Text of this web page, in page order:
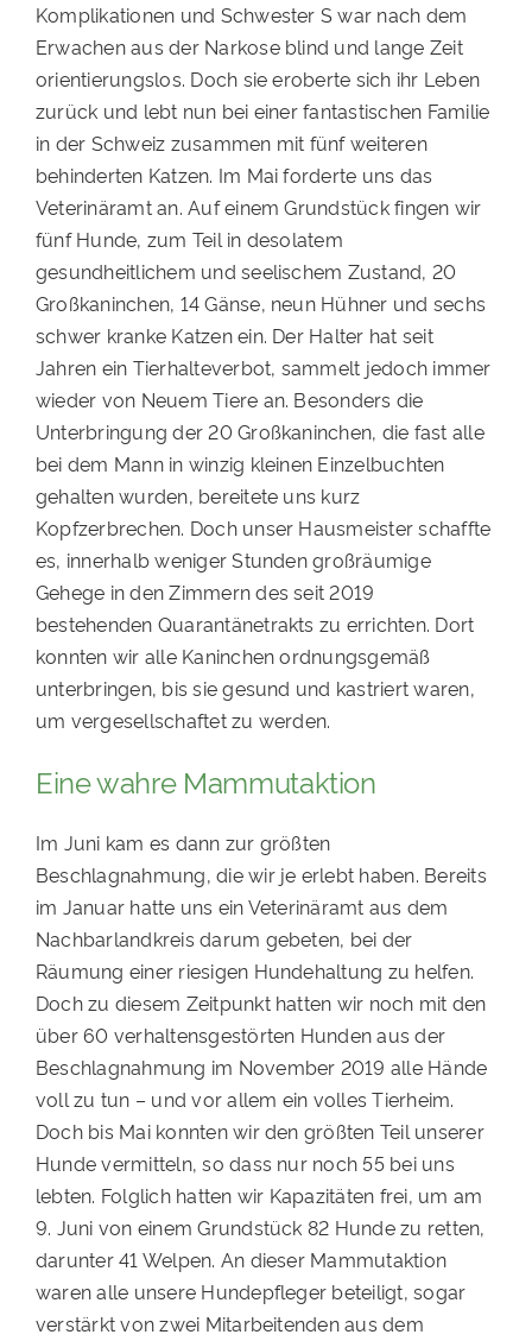
Komplikationen und Schwester S war nach dem
Erwachen aus der Narkose blind und lange Zeit
orientierungslos. Doch sie eroberte sich ihr Leben
zurück und lebt nun bei einer fantastischen Familie
in der Schweiz zusammen mit fünf weiteren
behinderten Katzen. Im Mai forderte uns das
Veterinäramt an. Auf einem Grundstück fingen wir
fünf Hunde, zum Teil in desolatem
gesundheitlichem und seelischem Zustand, 20
Großkaninchen, 14 Gänse, neun Hühner und sechs
schwer kranke Katzen ein. Der Halter hat seit
Jahren ein Tierhalteverbot, sammelt jedoch immer
wieder von Neuem Tiere an. Besonders die
Unterbringung der 20 Großkaninchen, die fast alle
bei dem Mann in winzig kleinen Einzelbuchten
gehalten wurden, bereitete uns kurz
Kopfzerbrechen. Doch unser Hausmeister schaffte
es, innerhalb weniger Stunden großräumige
Gehege in den Zimmern des seit 2019
bestehenden Quarantänetrakts zu errichten. Dort
konnten wir alle Kaninchen ordnungsgemäß
unterbringen, bis sie gesund und kastriert waren,
um vergesellschaftet zu werden.
Eine wahre Mammutaktion
Im Juni kam es dann zur größten
Beschlagnahmung, die wir je erlebt haben. Bereits
im Januar hatte uns ein Veterinäramt aus dem
Nachbarlandkreis darum gebeten, bei der
Räumung einer riesigen Hundehaltung zu helfen.
Doch zu diesem Zeitpunkt hatten wir noch mit den
über 60 verhaltensgestörten Hunden aus der
Beschlagnahmung im November 2019 alle Hände
voll zu tun – und vor allem ein volles Tierheim.
Doch bis Mai konnten wir den größten Teil unserer
Hunde vermitteln, so dass nur noch 55 bei uns
lebten. Folglich hatten wir Kapazitäten frei, um am
9. Juni von einem Grundstück 82 Hunde zu retten,
darunter 41 Welpen. An dieser Mammutaktion
waren alle unsere Hundepfleger beteiligt, sogar
verstärkt von zwei Mitarbeitenden aus dem